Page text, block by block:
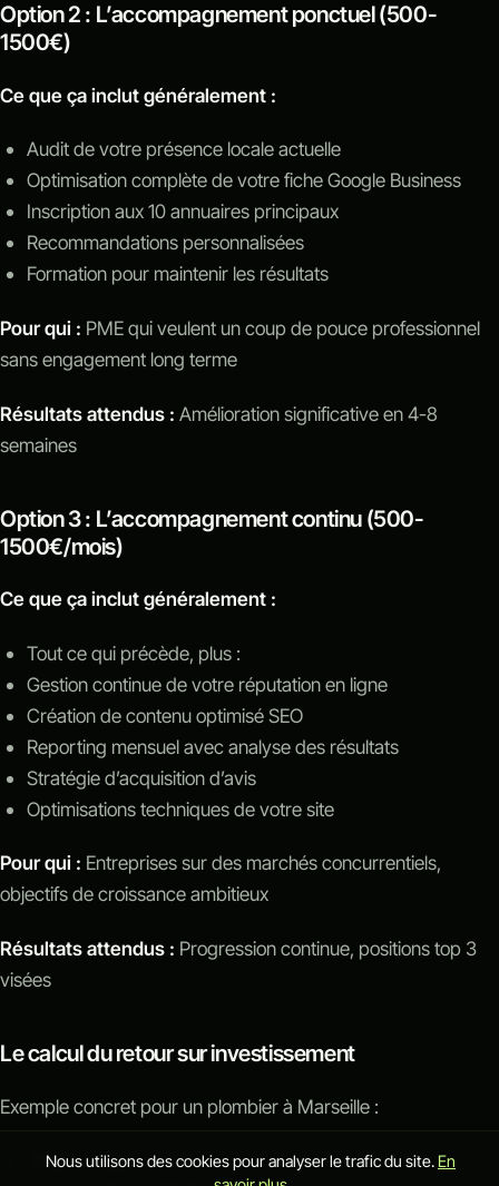
Option 2 : L’accompagnement ponctuel (500-
1500€)
Ce que ça inclut généralement :
Audit de votre présence locale actuelle
Optimisation complète de votre fiche Google Business
Inscription aux 10 annuaires principaux
Recommandations personnalisées
Formation pour maintenir les résultats
Pour qui : PME qui veulent un coup de pouce professionnel
sans engagement long terme
Résultats attendus : Amélioration significative en 4-8
semaines
Option 3 : L’accompagnement continu (500-
1500€/mois)
Ce que ça inclut généralement :
Tout ce qui précède, plus :
Gestion continue de votre réputation en ligne
Création de contenu optimisé SEO
Reporting mensuel avec analyse des résultats
Stratégie d’acquisition d’avis
Optimisations techniques de votre site
Pour qui : Entreprises sur des marchés concurrentiels,
objectifs de croissance ambitieux
Résultats attendus : Progression continue, positions top 3
visées
Le calcul du retour sur investissement
Exemple concret pour un plombier à Marseille :
Panier moyen : 250€
Nous utilisons des cookies pour analyser le trafic du site. En